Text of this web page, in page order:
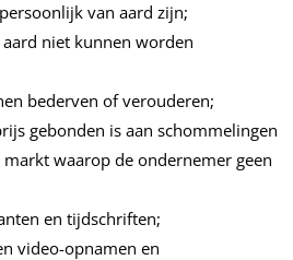
van aard zijn;
niet kunnen worden
bederven of verouderen;
gebonden is aan schommelingen
waarop de ondernemer geen
en tijdschriften;
video-opnamen en